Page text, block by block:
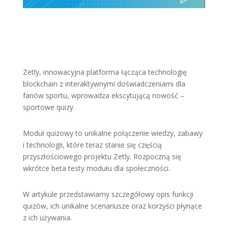
Zetly, innowacyjna platforma łącząca technologię
blockchain z interaktywnymi doświadczeniami dla
fanów sportu, wprowadza ekscytującą nowość –
sportowe quizy.
Moduł quizowy to unikalne połączenie wiedzy, zabawy
i technologii, które teraz stanie się częścią
przyszłościowego projektu Zetly. Rozpoczną się
wkrótce beta testy modułu dla społeczności.
W artykule przedstawiamy szczegółowy opis funkcji
quizów, ich unikalne scenariusze oraz korzyści płynące
z ich używania.